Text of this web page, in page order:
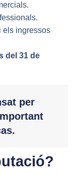
els ingressos
del 31 de
per